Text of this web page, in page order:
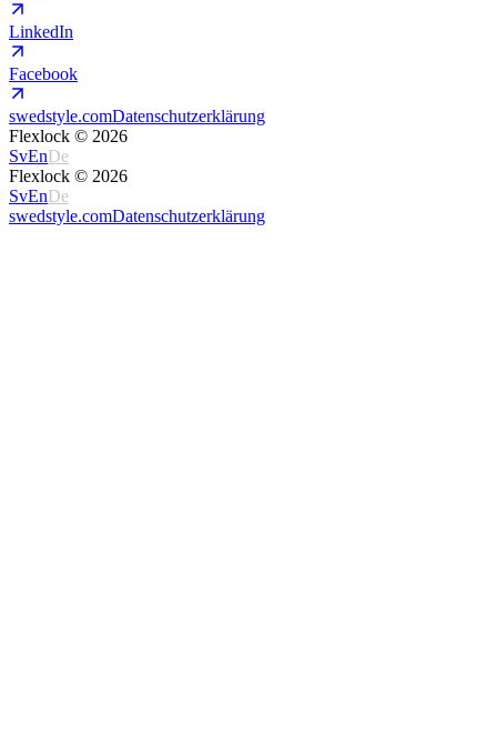
LinkedIn
Facebook
swedstyle.comDatenschutzerklärung
Flexlock © 2026
SvEnDe
Flexlock © 2026
SvEnDe
swedstyle.comDatenschutzerklärung